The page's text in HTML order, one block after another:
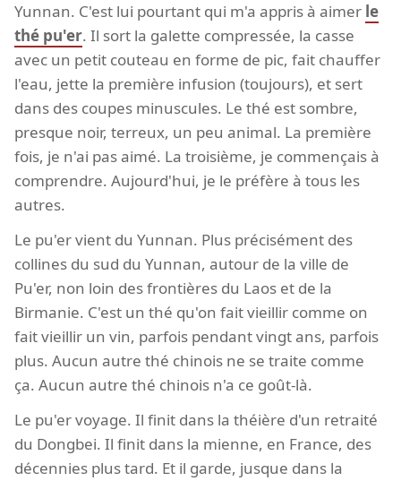
Yunnan. C'est lui pourtant qui m'a appris à aimer le
thé pu'er. Il sort la galette compressée, la casse
avec un petit couteau en forme de pic, fait chauffer
l'eau, jette la première infusion (toujours), et sert
dans des coupes minuscules. Le thé est sombre,
presque noir, terreux, un peu animal. La première
fois, je n'ai pas aimé. La troisième, je commençais à
comprendre. Aujourd'hui, je le préfère à tous les
autres.
Le pu'er vient du Yunnan. Plus précisément des
collines du sud du Yunnan, autour de la ville de
Pu'er, non loin des frontières du Laos et de la
Birmanie. C'est un thé qu'on fait vieillir comme on
fait vieillir un vin, parfois pendant vingt ans, parfois
plus. Aucun autre thé chinois ne se traite comme
ça. Aucun autre thé chinois n'a ce goût-là.
Le pu'er voyage. Il finit dans la théière d'un retraité
du Dongbei. Il finit dans la mienne, en France, des
décennies plus tard. Et il garde, jusque dans la